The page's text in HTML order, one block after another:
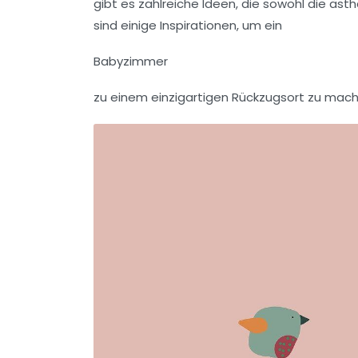
sind einige Inspirationen, um ein
Babyzimmer
zu einem einzigartigen Rückzugsort zu